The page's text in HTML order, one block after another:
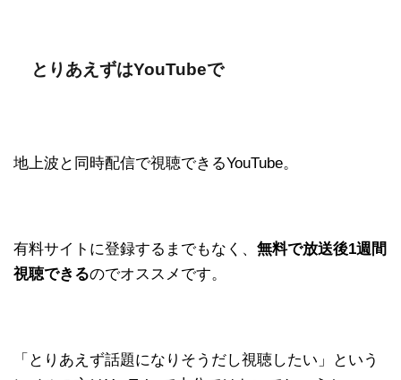
とりあえずはYouTubeで
地上波と同時配信で視聴できるYouTube。
有料サイトに登録するまでもなく、 無料で放送後1週間
視聴できるのでオススメです。
「とりあえず話題になりそうだし視聴したい」という